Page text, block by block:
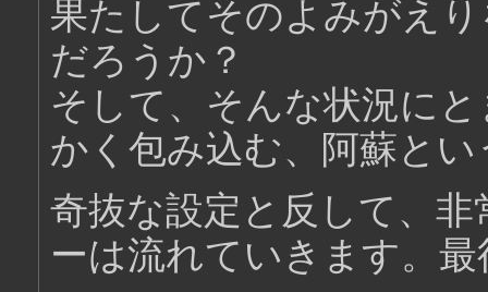
果たしてそのよみがえ
だろうか？
そして、そんな状況に
かく包み込む、阿蘇と
奇抜な設定と反して、
ーは流れていきます。